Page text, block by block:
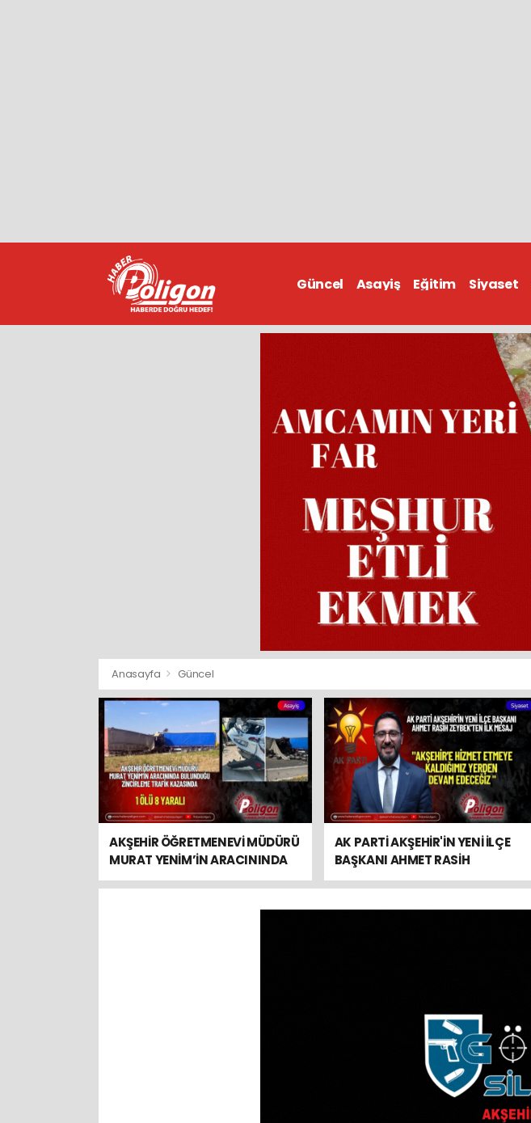
Güncel Asayiş Eğitim Siyaset
Anasayfa Güncel
AKŞEHİR ÖĞRETMENEVİ MÜDÜRÜ
MURAT YENİM’İN ARACININDA
BULUNDUĞU ZİNCİRLEME TRAFİK
AK PARTİ AKŞEHİR'İN YENİ İLÇE
BAŞKANI AHMET RASİH
ZEYBEK'TEN İLK MESAJ